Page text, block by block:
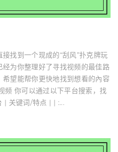
找到一个现成的“刮风”扑克牌玩
为你整理好了寻找视频的最佳路
望能帮你更快地找到想看的內容
频 你可以通过以下平台搜索，找
| 关键词/特点 | | :...